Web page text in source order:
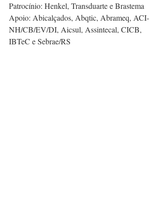
Patrocínio: Henkel, Transduarte e Brastema
Apoio: Abicalçados, Abqtic, Abrameq, ACI-
NH/CB/EV/DI, Aicsul, Assintecal, CICB,
IBTeC e Sebrae/RS